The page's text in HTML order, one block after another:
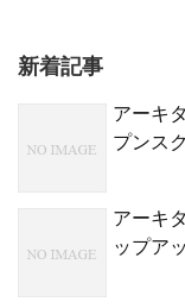
新着記事
アーキ
プンス
アーキ
ップア